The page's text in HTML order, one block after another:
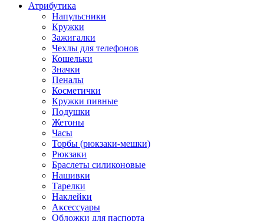
Атрибутика
Напульсники
Кружки
Зажигалки
Чехлы для телефонов
Кошельки
Значки
Пеналы
Косметички
Кружки пивные
Подушки
Жетоны
Часы
Торбы (рюкзаки-мешки)
Рюкзаки
Браслеты силиконовые
Нашивки
Тарелки
Наклейки
Аксессуары
Обложки для паспорта